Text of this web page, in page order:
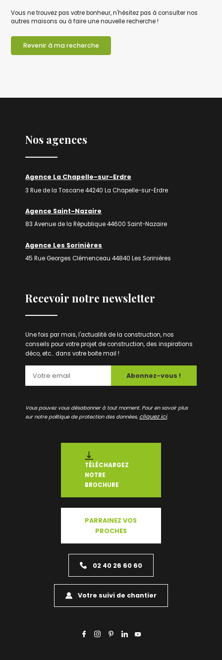
Vous ne trouvez pas votre bonheur, n'hésitez pas à consulter nos
autres maisons ou à faire une nouvelle recherche !
Revenir à ma recherche
Nos agences
Agence La Chapelle-sur-Erdre
3 Rue de la Toscane 44240 La Chapelle-sur-Erdre
Agence Saint-Nazaire
83 Avenue de la République 44600 Saint-Nazaire
Agence Les Sorinières
45 Rue Georges Clémenceau 44840 Les Sorinières
Recevoir notre newsletter
Une fois par mois, l'actualité de la construction, nos
conseils pour votre projet de construction, des inspirations
déco, etc... dans votre boite mail !
Abonnez-vous !
Vous pouvez vous désabonner à tout moment. Pour en savoir plus
sur notre politique de protection des données, cliquez ici.
TÉLÉCHARGEZ
NOTRE
BROCHURE
PARRAINEZ VOS
PROCHES
02 40 26 60 60
Votre suivi de chantier